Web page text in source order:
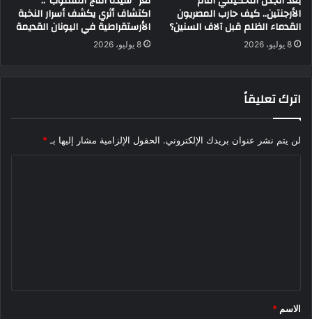
الأرجنتين.. كيف حارب المصريون
القدماء الظلم قبل آلاف السنين؟
8 يوليو، 2026
اكتشاف أثري يكشف أسرار النخبة
الأرستقراطية في اليونان القديمة
8 يوليو، 2026
اترك تعليقاً
لن يتم نشر عنوان بريدك الإلكتروني. الحقول الإلزامية مشار إليها بـ *
*
الاسم *